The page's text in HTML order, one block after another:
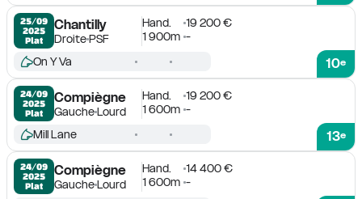
25/09
2025
Plat
Chantilly
DroitePSF
Hand.
19 200 €
1 900m -
10e
On Y Va
24/09
2025
Plat
Compiègne
GaucheLourd
Hand.
19 200 €
1 600m -
13e
Mill Lane
24/09
2025
Plat
Compiègne
GaucheLourd
Hand.
14 400 €
1 600m -